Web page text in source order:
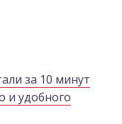
за 10 минут
и удобного